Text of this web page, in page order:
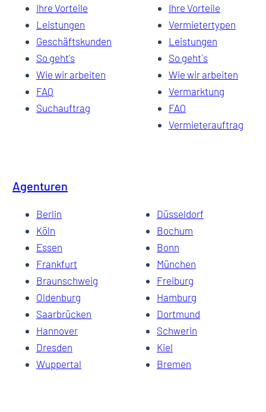
Ihre Vorteile
Leistungen
Geschäftskunden
So geht's
Wie wir arbeiten
FAQ
Suchauftrag
Ihre Vorteile
Vermietertypen
Leistungen
So geht`s
Wie wir arbeiten
Vermarktung
FAQ
Vermieterauftrag
Agenturen
Berlin
Düsseldorf
Köln
Bochum
Essen
Bonn
Frankfurt
München
Braunschweig
Freiburg
Oldenburg
Hamburg
Saarbrücken
Dortmund
Hannover
Schwerin
Dresden
Kiel
Wuppertal
Bremen